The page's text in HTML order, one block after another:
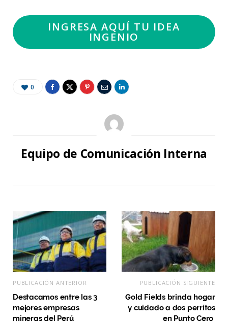
INGRESA AQUÍ TU IDEA
INGENIO
0
Equipo de Comunicación Interna
PUBLICACIÓN ANTERIOR
Destacamos entre las 3
mejores empresas
mineras del Perú
PUBLICACIÓN SIGUIENTE
Gold Fields brinda hogar
y cuidado a dos perritos
en Punto Cero